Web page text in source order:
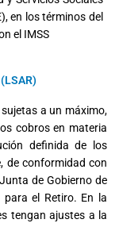
en los términos del
el IMSS
a un máximo,
cobros en materia
definida de los
de conformidad con
de Gobierno de
para el Retiro. En la
tengan ajustes a la